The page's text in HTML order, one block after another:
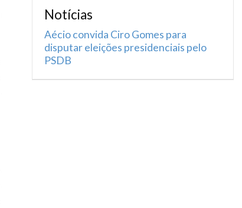
Notícias
Aécio convida Ciro Gomes para
disputar eleições presidenciais pelo
PSDB